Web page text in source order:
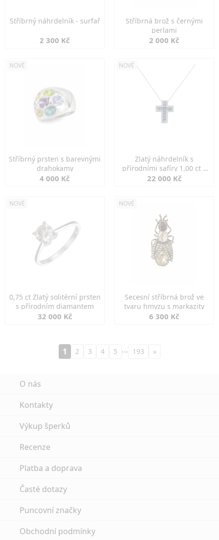
Stříbrný náhrdelník - surfař
2 300 Kč
Stříbrná brož s černými
perlami
2 000 Kč
NOVÉ
Stříbrný prsten s barevnými
drahokamy
4 000 Kč
NOVÉ
Zlatý náhrdelník s
přírodními safíry 1,00 ct a
diamanty
22 000 Kč
NOVÉ
0,75 ct Zlatý solitérní prsten
s přírodním diamantem
32 000 Kč
NOVÉ
Secesní stříbrná brož ve
tvaru hmyzu s markazity
6 300 Kč
1 2 3 4 5 … 193 »
O nás
Kontakty
Výkup šperků
Recenze
Platba a doprava
Časté dotazy
Puncovní značky
Obchodní podmínky